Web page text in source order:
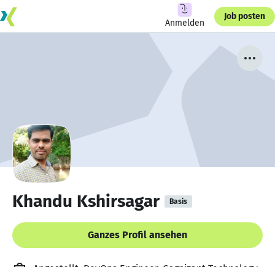
Anmelden
Job posten
Khandu Kshirsagar Basis
Ganzes Profil ansehen